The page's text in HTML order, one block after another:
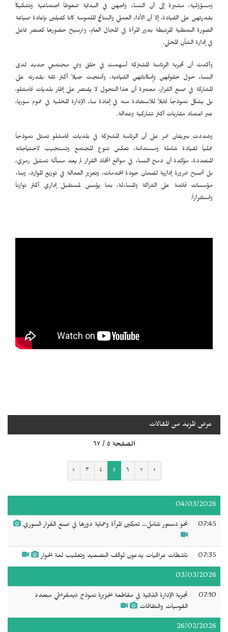
ومسؤولية، مشيرة إلى أن النساء واجهن في البداية ضغوطاً اجتماعية وتشكيكاً
بقدرتهن على القيادة، إلا أن الأداء العملي والنتائج الملموسة كانا كفيلين بإعادة صياغة
الصورة النمطية المرتبطة بدور المرأة في المجال العام، وترسيخ حضورها كعنصر فاعل
في إدارة الشأن المحلي.
وأكدت أن تجربة الرئاسة المشتركة أسهمت في خلق وعي مجتمعي جديد لدى
النساء حول حقوقهن وإمكاناتهن القيادية، وأنتجت جيلاً أكثر ثقة بقدرته على
المشاركة في صنع القرار، معتبرة أن هذا التحول لا يقتصر على إطار بلديات قامشلو،
بل يشكل نموذجاً قابلاً للاستفادة منه في إعادة بناء الإدارة المحلية في عموم سوريا،
عبر اعتماد مقاربات أكثر تشاركية وعدالة.
وشددت بيريفان عمر على أن الرئاسة المشتركة في بلديات قامشلو تمثل نموذجاً
عملياً لقيادة شاملة ومستدامة، تعكس تنوع المجتمع وتستجيب لاحتياجاته
المتعددة، مؤكدة أن دمج النساء في مواقع اتخاذ القرار لم يعد مسألة تمثيل رمزي،
بل أصبح ضرورة إدارية لضمان جودة الخدمات، وتعزيز العدالة في توزيع الموارد، وبناء
مؤسسات قائمة على الشراكة والمساءلة، بما يؤسس لمستقبل إداري أكثر توازناً
واستقراراً.
عرض المزيد من المقالات
الصفحة ٥ / ٦٧
‹ ٣ ٤ ٥ ٦ ٧ ›
04/03/2026
07:45 نحو دستور شامل... تمكين المرأة وحماية دورها في صنع القرار السوري
07:35 ناشطات عراقيات يدعون لوقف التصعيد وتغليب لغة الحوار
03/03/2026
07:10
تجربة الإدارة الذاتية في مقاطعة الجزيرة نموذج ديمقراطي متعدد
القوميات والثقافات
26/02/2026